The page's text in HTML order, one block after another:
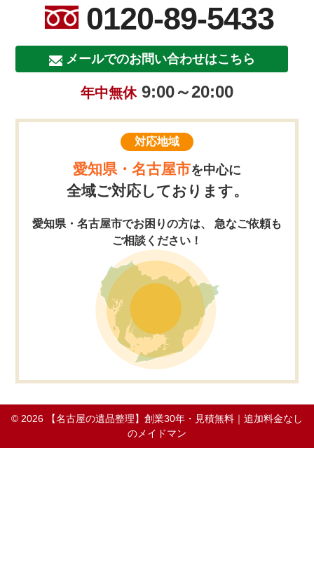
0120-89-5433
メールでのお問い合わせはこちら
年中無休9:00～20:00
対応地域
愛知県・名古屋市を中心に
全域ご対応しております。
愛知県・名古屋市でお困りの方は、 急なご依頼も
ご相談ください！
© 2026
【名古屋の遺品整理】創業30年・見積無料｜追加料金なし
のメイドマン